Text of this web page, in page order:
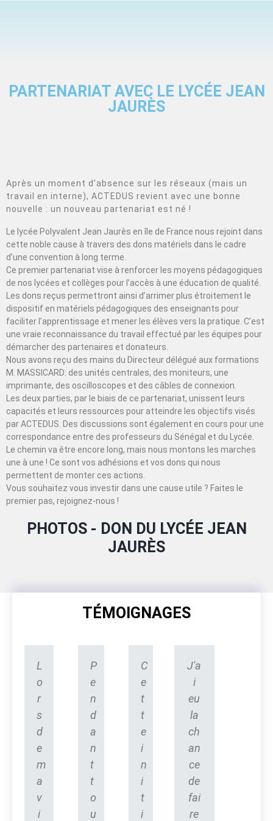
PARTENARIAT AVEC LE LYCÉE JEAN
JAURÈS
Après un moment d’absence sur les réseaux (mais un
travail en interne), ACTEDUS revient avec une bonne
nouvelle : un nouveau partenariat est né !
Le lycée Polyvalent Jean Jaurès en île de France nous rejoint dans
cette noble cause à travers des dons matériels dans le cadre
d’une convention à long terme.
Ce premier partenariat vise à renforcer les moyens pédagogiques
de nos lycées et collèges pour l’accès à une éducation de qualité.
Les dons reçus permettront ainsi d’arrimer plus étroitement le
dispositif en matériels pédagogiques des enseignants pour
faciliter l’apprentissage et mener les élèves vers la pratique. C’est
une vraie reconnaissance du travail effectué par les équipes pour
démarcher des partenaires et donateurs.
Nous avons reçu des mains du Directeur délégué aux formations
M. MASSICARD: des unités centrales, des moniteurs, une
imprimante, des oscilloscopes et des câbles de connexion.
Les deux parties, par le biais de ce partenariat, unissent leurs
capacités et leurs ressources pour atteindre les objectifs visés
par ACTEDUS. Des discussions sont également en cours pour une
correspondance entre des professeurs du Sénégal et du Lycée.
Le chemin va être encore long, mais nous montons les marches
une à une ! Ce sont vos adhésions et vos dons qui nous
permettent de monter ces actions.
Vous souhaitez vous investir dans une cause utile ? Faites le
premier pas, rejoignez-nous !
PHOTOS - DON DU LYCÉE JEAN
JAURÈS
TÉMOIGNAGES
L
o
r
s
d
e
m
a
v
i
P
e
n
d
a
n
t
t
o
u
C
e
t
t
e
i
n
i
t
i
J'a
i
eu
la
ch
an
ce
de
fai
re